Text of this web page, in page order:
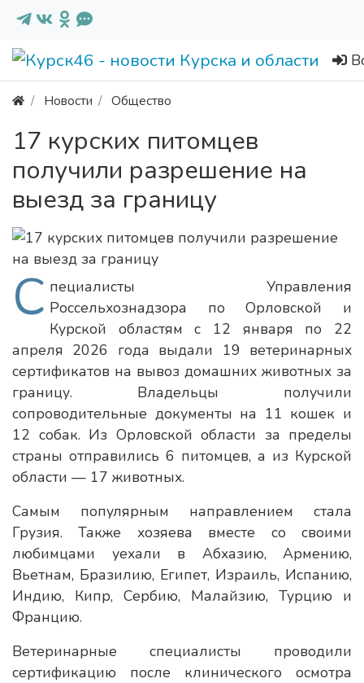
Новости Общество
17 курских питомцев
получили разрешение на
выезд за границу
С пециалисты Управления
Россельхознадзора по Орловской и
Курской областям с 12 января по 22
апреля 2026 года выдали 19 ветеринарных
сертификатов на вывоз домашних животных за
границу. Владельцы получили
сопроводительные документы на 11 кошек и
12 собак. Из Орловской области за пределы
страны отправились 6 питомцев, а из Курской
области — 17 животных.
Самым популярным направлением стала
Грузия. Также хозяева вместе со своими
любимцами уехали в Абхазию, Армению,
Вьетнам, Бразилию, Египет, Израиль, Испанию,
Индию, Кипр, Сербию, Малайзию, Турцию и
Францию.
Ветеринарные специалисты проводили
сертификацию после клинического осмотра